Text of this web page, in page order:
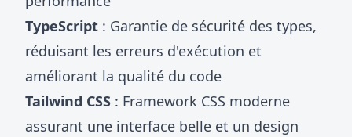
TypeScript : Garantie de sécurité des types,
réduisant les erreurs d'exécution et
améliorant la qualité du code
Tailwind CSS : Framework CSS moderne
assurant une interface belle et un design